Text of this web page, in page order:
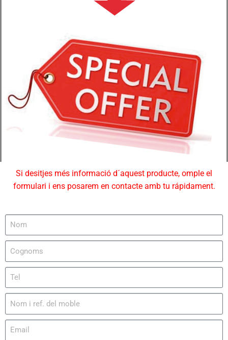
Si desitjes més informació d´aquest producte, omple el
formulari i ens posarem en contacte amb tu rápidament.